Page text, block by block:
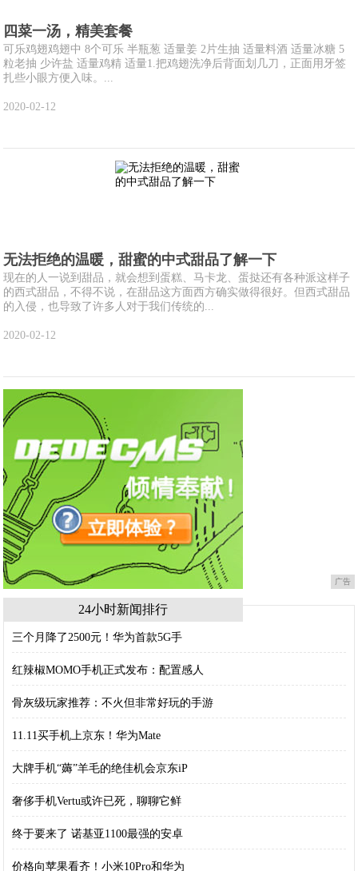
四菜一汤，精美套餐
可乐鸡翅鸡翅中 8个可乐 半瓶葱 适量姜 2片生抽 适量料酒 适量冰糖 5
粒老抽 少许盐 适量鸡精 适量1.把鸡翅洗净后背面划几刀，正面用牙签
扎些小眼方便入味。...
2020-02-12
无法拒绝的温暖，甜蜜的中式甜品了解一下
现在的人一说到甜品，就会想到蛋糕、马卡龙、蛋挞还有各种派这样子
的西式甜品，不得不说，在甜品这方面西方确实做得很好。但西式甜品
的入侵，也导致了许多人对于我们传统的...
2020-02-12
广告
24小时新闻排行
三个月降了2500元！华为首款5G手
红辣椒MOMO手机正式发布：配置感人
骨灰级玩家推荐：不火但非常好玩的手游
11.11买手机上京东！华为Mate
大牌手机“薅”羊毛的绝佳机会京东iP
奢侈手机Vertu或许已死，聊聊它鲜
终于要来了 诺基亚1100最强的安卓
价格向苹果看齐！小米10Pro和华为